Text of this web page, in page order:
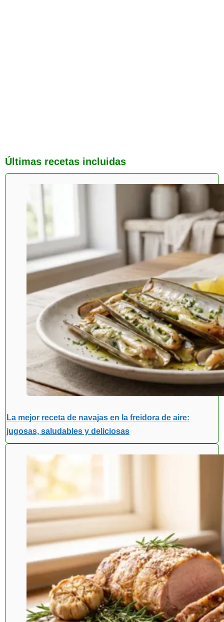
Últimas recetas incluidas
La mejor receta de navajas en la freidora de aire:
jugosas, saludables y deliciosas